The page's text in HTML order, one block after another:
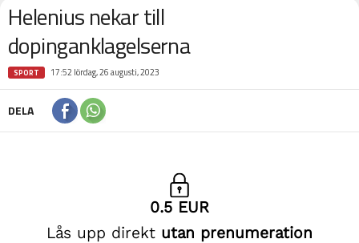
Helenius nekar till
dopinganklagelserna
SPORT 17:52 lördag, 26 augusti, 2023
DELA